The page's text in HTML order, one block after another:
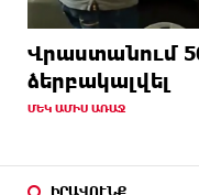
Վրաստանում
ձերբակալվել
ՄԵԿ ԱՄԻՍ ԱՌԱՋ
ԻՐԱՎՈՒՆՔ